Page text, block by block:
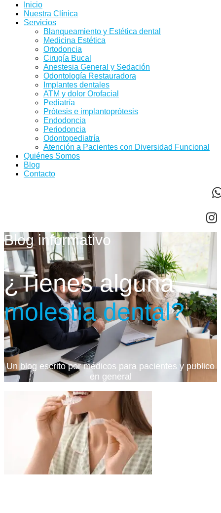
Inicio
Nuestra Clínica
Servicios
Blanqueamiento y Estética dental
Medicina Estética
Ortodoncia
Cirugía Bucal
Anestesia General y Sedación
Odontología Restauradora
Implantes dentales
ATM y dolor Orofacial
Pediatría
Prótesis e implantoprótesis
Endodoncia
Periodoncia
Odontopediatría
Atención a Pacientes con Diversidad Funcional
Quiénes Somos
Blog
Contacto
Blog informativo
¿Tienes alguna
molestia dental?
Un blog escrito por médicos para pacientes y publico
en general